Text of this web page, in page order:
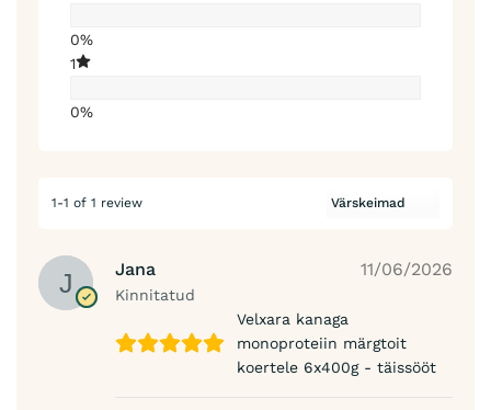
0%
1
0%
1-1 of 1 review
Jana
Kinnitatud
11/06/2026
Velxara kanaga
monoproteiin märgtoit
koertele 6x400g - täissööt